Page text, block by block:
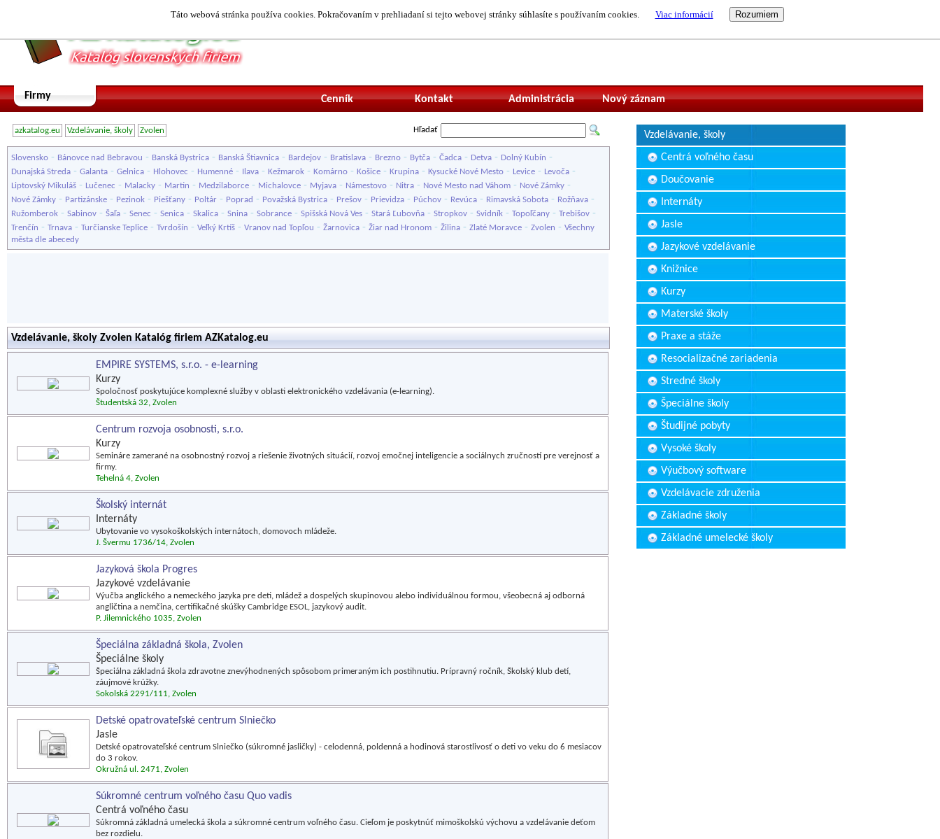
Táto webová stránka používa cookies. Pokračovaním v prehliadaní si tejto webovej stránky súhlasíte s používaním cookies. Viac informácií
Firmy Nový záznam
Administrácia
Kontakt
Cenník
azkatalog.eu Vzdelávanie, školy Zvolen Hľadať
Slovensko - Bánovce nad Bebravou - Banská Bystrica - Banská Štiavnica - Bardejov - Bratislava - Brezno - Bytča - Čadca - Detva - Dolný Kubín -
Dunajská Streda - Galanta - Gelnica - Hlohovec - Humenné - Ilava - Kežmarok - Komárno - Košice - Krupina - Kysucké Nové Mesto - Levice - Levoča -
Liptovský Mikuláš - Lučenec - Malacky - Martin - Medzilaborce - Michalovce - Myjava - Námestovo - Nitra - Nové Mesto nad Váhom - Nové Zámky -
Nové Zámky - Partizánske - Pezinok - Piešťany - Poltár - Poprad - Považská Bystrica - Prešov - Prievidza - Púchov - Revúca - Rimavská Sobota - Rožňava -
Ružomberok - Sabinov - Šaľa - Senec - Senica - Skalica - Snina - Sobrance - Spišská Nová Ves - Stará Ľubovňa - Stropkov - Svidník - Topoľčany - Trebišov -
Trenčín - Trnava - Turčianske Teplice - Tvrdošín - Veľký Krtíš - Vranov nad Topľou - Žarnovica - Žiar nad Hronom - Žilina - Zlaté Moravce - Zvolen - Všechny
města dle abecedy
Vzdelávanie, školy Zvolen Katalóg firiem AZKatalog.eu
EMPIRE SYSTEMS, s.r.o. - e-learning
Kurzy
Spoločnosť poskytujúce komplexné služby v oblasti elektronického vzdelávania (e-learning).
Študentská 32, Zvolen
Centrum rozvoja osobnosti, s.r.o.
Kurzy
Semináre zamerané na osobnostný rozvoj a riešenie životných situácií, rozvoj emočnej inteligencie a sociálnych zručností pre verejnosť a
firmy.
Tehelná 4, Zvolen
Školský internát
Internáty
Ubytovanie vo vysokoškolských internátoch, domovoch mládeže.
J. Švermu 1736/14, Zvolen
Jazyková škola Progres
Jazykové vzdelávanie
Výučba anglického a nemeckého jazyka pre deti, mládež a dospelých skupinovou alebo individuálnou formou, všeobecná aj odborná
angličtina a nemčina, certifikačné skúšky Cambridge ESOL, jazykový audit.
P. Jilemnického 1035, Zvolen
Špeciálna základná škola, Zvolen
Špeciálne školy
Špeciálna základná škola zdravotne znevýhodnených spôsobom primeraným ich postihnutiu. Prípravný ročník, Školský klub detí,
záujmové krúžky.
Sokolská 2291/111, Zvolen
Detské opatrovateľské centrum Slniečko
Jasle
Detské opatrovateľské centrum Slniečko (súkromné jasličky) - celodenná, poldenná a hodinová starostlivosť o deti vo veku do 6 mesiacov
do 3 rokov.
Okružná ul. 2471, Zvolen
Súkromné centrum voľného času Quo vadis
Centrá voľného času
Súkromná základná umelecká škola a súkromné centrum voľného času. Cieľom je poskytnúť mimoškolskú výchovu a vzdelávanie deťom
bez rozdielu.
Vzdelávanie, školy
Centrá voľného času
Doučovanie
Internáty
Jasle
Jazykové vzdelávanie
Knižnice
Kurzy
Materské školy
Praxe a stáže
Resocializačné zariadenia
Stredné školy
Špeciálne školy
Študijné pobyty
Vysoké školy
Výučbový software
Vzdelávacie združenia
Základné školy
Základné umelecké školy